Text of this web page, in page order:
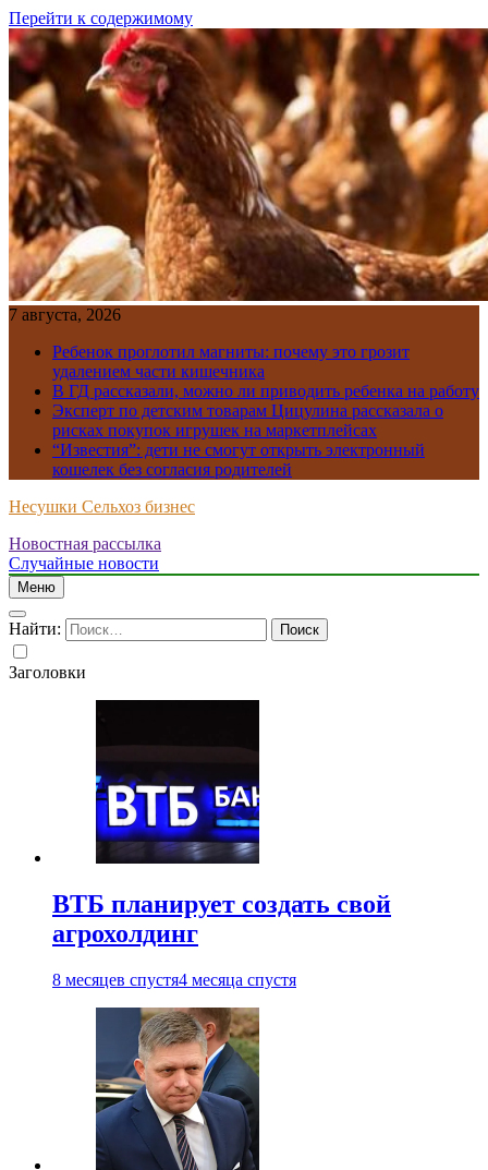
Перейти к содержимому
7 августа, 2026
Ребенок проглотил магниты: почему это грозит
удалением части кишечника
В ГД рассказали, можно ли приводить ребенка на работу
Эксперт по детским товарам Цицулина рассказала о
рисках покупок игрушек на маркетплейсах
“Известия”: дети не смогут открыть электронный
кошелек без согласия родителей
Несушки Сельхоз бизнес
Новостная рассылка
Случайные новости
Меню
Найти:
Заголовки
ВТБ планирует создать свой
агрохолдинг
8 месяцев спустя4 месяца спустя